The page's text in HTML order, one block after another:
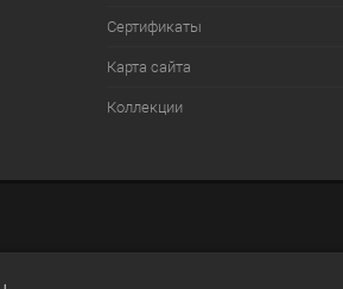
Сертификаты
Карта сайта
Коллекции